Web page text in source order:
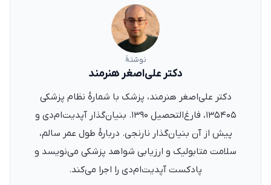
نوشتهٔ
دکتر علی‌اصغر هنرمند
دکتر علی‌اصغر هنرمند، پزشک با شمارهٔ نظام پزشکی
۱۳۵۴۰۵، فارغ‌التحصیل ۱۳۹۰. بنیان‌گذار آپدیت‌ام‌دی و
پیش از آن بنیان‌گذار نارنجی. دربارهٔ طول عمر سالم،
سلامت متابولیک و ارزیابی شواهد پزشکی می‌نویسد و
پادکست آپدیت‌ام‌دی را اجرا می‌کند.